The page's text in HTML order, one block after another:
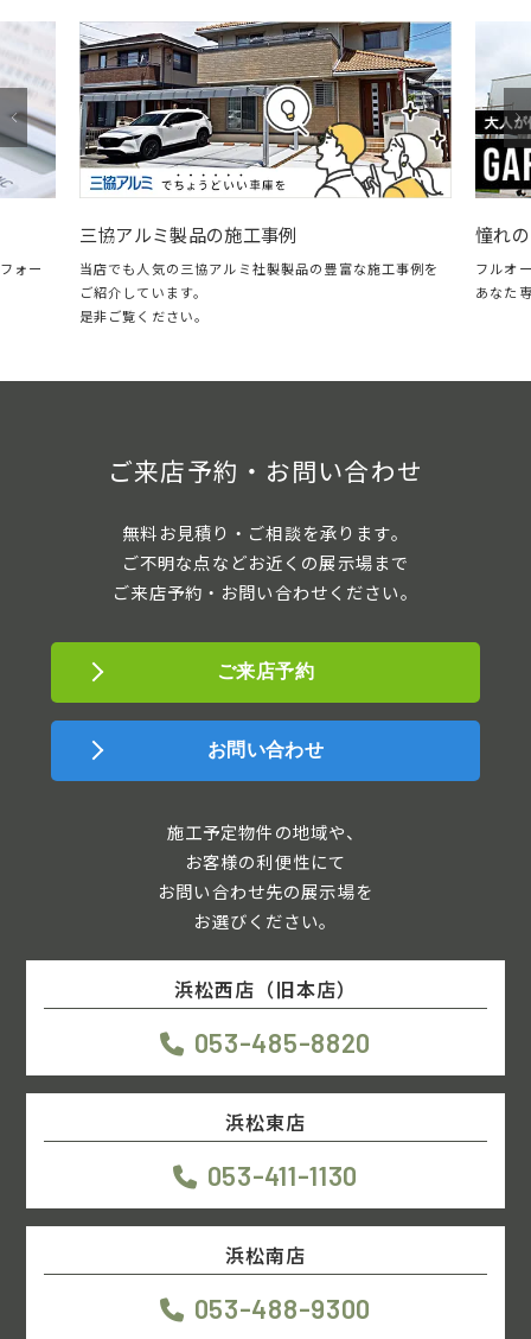
ォー
三協アルミ製品の施工事例
当店でも人気の三協アルミ社製製品の豊富な施工事例を
ご紹介しています。
是非ご覧ください。
憧れ
フルオ
あなた
ご来店予約・お問い合わせ
無料お見積り・ご相談を承ります。
ご不明な点などお近くの展示場まで
ご来店予約・お問い合わせください。
ご来店予約
お問い合わせ
施工予定物件の地域や、
お客様の利便性にて
お問い合わせ先の展示場を
お選びください。
浜松西店（旧本店）
053-485-8820
浜松東店
053-411-1130
浜松南店
053-488-9300